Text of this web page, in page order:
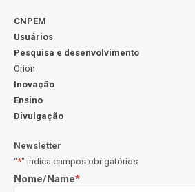
CNPEM
Usuários
Pesquisa e desenvolvimento
Orion
Inovação
Ensino
Divulgação
Newsletter
"*" indica campos obrigatórios
Nome/Name*